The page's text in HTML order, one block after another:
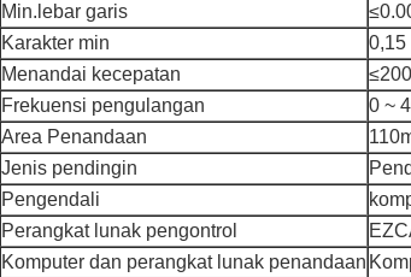
Min.lebar garis
Karakter min
0,15
Menandai kecepatan
Frekuensi pengulangan
0 ~
Area Penandaan
Jenis pendingin
Pengendali
Perangkat lunak pengontrol
Komputer dan perangkat lunak penandaan